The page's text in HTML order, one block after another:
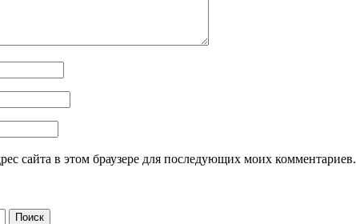
сайта в этом браузере для последующих моих комментариев.